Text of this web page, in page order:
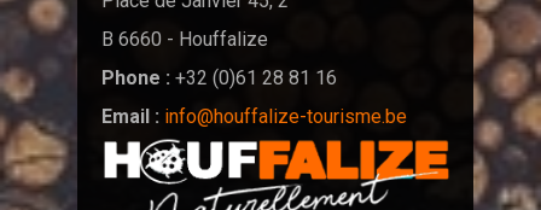
B 6660 - Houffalize
Phone : +32 (0)61 28 81 16
Email : info@houffalize-tourisme.be